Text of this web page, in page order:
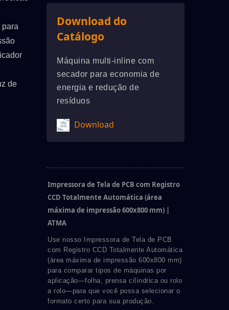
para
de
Download do
Catálogo
Máquina multi-inline com
secador para economia de
energia e redução de
resíduos
Download
Impressora de Tela de PCB com Registro
CCD Totalmente Automática (área
máxima de impressão 600x800 mm) |
ATMA
Use nosso Impressora de Tela de PCB
com Registro CCD Totalmente Automática
(área máxima de impressão 600x800 mm)
para comparar tipos de máquinas por
aplicação—folha, prensa cilíndrica ou rolo
a rolo—para que você possa selecionar o
formato certo para sua produção.